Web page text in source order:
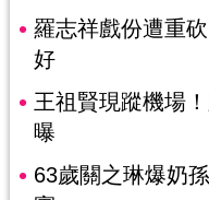
羅志祥戲份遭重
好
王祖賢現蹤機場
曝
63歲關之琳爆奶